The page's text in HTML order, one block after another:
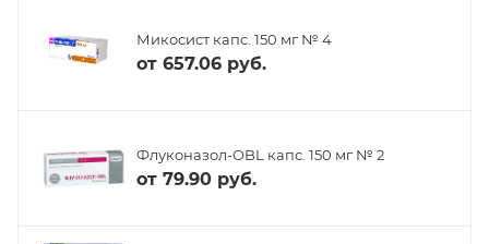
Микосист капс. 150 мг № 4
от 657.06 руб.
Флуконазол-OBL капс. 150 мг № 2
от 79.90 руб.